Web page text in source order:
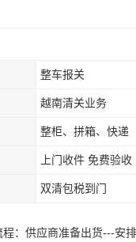
整车报关
越南清关业务
整柜、拼箱、快递
上门收件 免费验收
双清包税到门
程：供应商准备出货---安